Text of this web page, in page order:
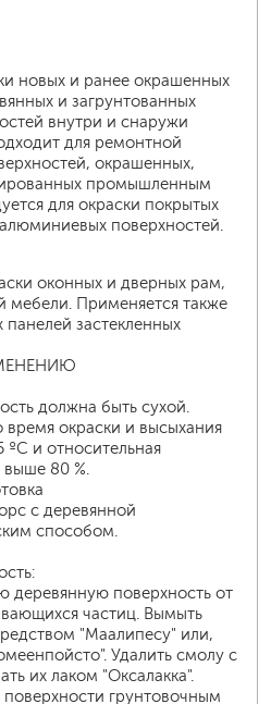
новых и ранее окрашенных
и загрунтованных
внутри и снаружи
для ремонтной
окрашенных,
промышленным
для окраски покрытых
поверхностей.
оконных и дверных рам,
мебели. Применяется также
панелей застекленных
должна быть сухой.
время окраски и высыхания
и относительная
выше 80 %.
с деревянной
способом.
деревянную поверхность от
частиц. Вымыть
"Маалипесу" или,
Удалить смолу с
их лаком "Оксалакка".
грунтовочным